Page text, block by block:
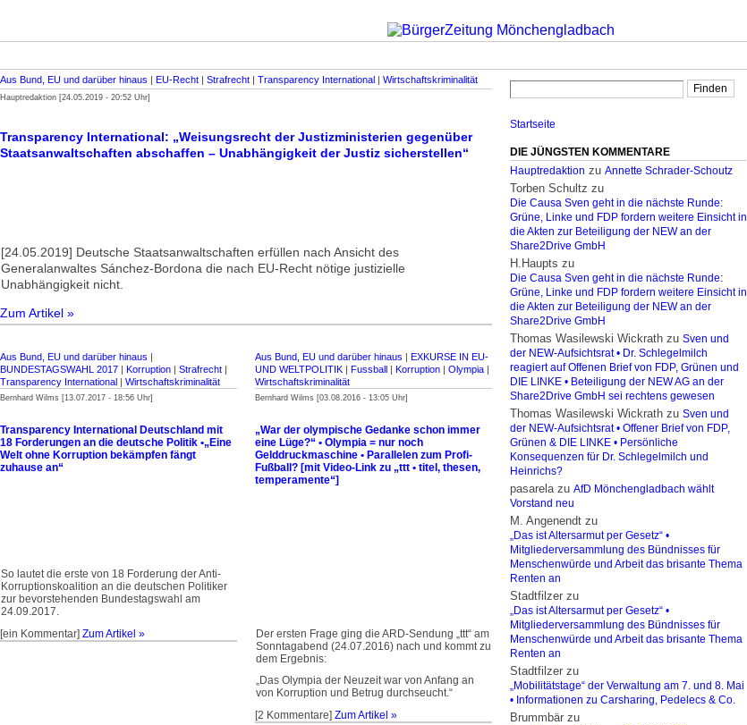
Aus Bund, EU und darüber hinaus | EU-Recht | Strafrecht | Transparency International | Wirtschaftskriminalität
Hauptredaktion [24.05.2019 - 20:52 Uhr]
Transparency International: „Weisungsrecht der Justizministerien gegenüber
Staatsanwaltschaften abschaffen – Unabhängigkeit der Justiz sicherstellen“
[24.05.2019] Deutsche Staatsanwaltschaften erfüllen nach Ansicht des
Generalanwaltes Sánchez-Bordona die nach EU-Recht nötige justizielle
Unabhängigkeit nicht.
Zum Artikel »
Aus Bund, EU und darüber hinaus |
BUNDESTAGSWAHL 2017 | Korruption | Strafrecht |
Transparency International | Wirtschaftskriminalität
Bernhard Wilms [13.07.2017 - 18:56 Uhr]
Transparency International Deutschland mit
18 Forderungen an die deutsche Politik •„Eine
Welt ohne Korruption bekämpfen fängt
zuhause an“
So lautet die erste von 18 Forderung der Anti-
Korruptionskoalition an die deutschen Politiker
zur bevorstehenden Bundestagswahl am
24.09.2017.
[ein Kommentar] Zum Artikel »
Aus Bund, EU und darüber hinaus | EXKURSE IN EU-
UND WELTPOLITIK | Fussball | Korruption | Olympia |
Wirtschaftskriminalität
Bernhard Wilms [03.08.2016 - 13:05 Uhr]
„War der olympische Gedanke schon immer
eine Lüge?“ • Olympia = nur noch
Gelddruckmaschine • Parallelen zum Profi-
Fußball? [mit Video-Link zu „ttt • titel, thesen,
temperamente“]
Der ersten Frage ging die ARD-Sendung „ttt“ am
Sonntagabend (24.07.2016) nach und kommt zu
dem Ergebnis:
„Das Olympia der Neuzeit war von Anfang an
von Korruption und Betrug durchseucht.“
[2 Kommentare] Zum Artikel »
Startseite
DIE JÜNGSTEN KOMMENTARE
Hauptredaktion zu Annette Schrader-Schoutz
Torben Schultz zu
Die Causa Sven geht in die nächste Runde:
Grüne, Linke und FDP fordern weitere Einsicht in
die Akten zur Beteiligung der NEW an der
Share2Drive GmbH
H.Haupts zu
Die Causa Sven geht in die nächste Runde:
Grüne, Linke und FDP fordern weitere Einsicht in
die Akten zur Beteiligung der NEW an der
Share2Drive GmbH
Thomas Wasilewski Wickrath zu Sven und
der NEW-Aufsichtsrat • Dr. Schlegelmilch
reagiert auf Offenen Brief von FDP, Grünen und
DIE LINKE • Beteiligung der NEW AG an der
Share2Drive GmbH sei rechtens gewesen
Thomas Wasilewski Wickrath zu Sven und
der NEW-Aufsichtsrat • Offener Brief von FDP,
Grünen & DIE LINKE • Persönliche
Konsequenzen für Dr. Schlegelmilch und
Heinrichs?
pasarelazu AfD Mönchengladbach wählt
Vorstand neu
M. Angenendt zu
„Das ist Altersarmut per Gesetz“ •
Mitgliederversammlung des Bündnisses für
Menschenwürde und Arbeit das brisante Thema
Renten an
Stadtfilzer zu
„Das ist Altersarmut per Gesetz“ •
Mitgliederversammlung des Bündnisses für
Menschenwürde und Arbeit das brisante Thema
Renten an
Stadtfilzer zu
„Mobilitätstage“ der Verwaltung am 7. und 8. Mai
• Informationen zu Carsharing, Pedelecs & Co.
Brummbär zu